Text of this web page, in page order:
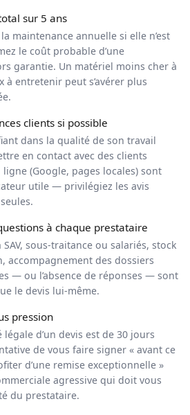
sur 5 ans
maintenance annuelle si elle n’est
le coût probable d’une
garantie. Un matériel moins cher à
à entretenir peut s’avérer plus
clients si possible
dans la qualité de son travail
en contact avec des clients
ligne (Google, pages locales) sont
utile — privilégiez les avis
à chaque prestataire
sous-traitance ou salariés, stock
accompagnement des dossiers
— ou l’absence de réponses — sont
le devis lui-même.
pression
d’un devis est de 30 jours
de vous faire signer « avant ce
d’une remise exceptionnelle »
agressive qui doit vous
du prestataire.